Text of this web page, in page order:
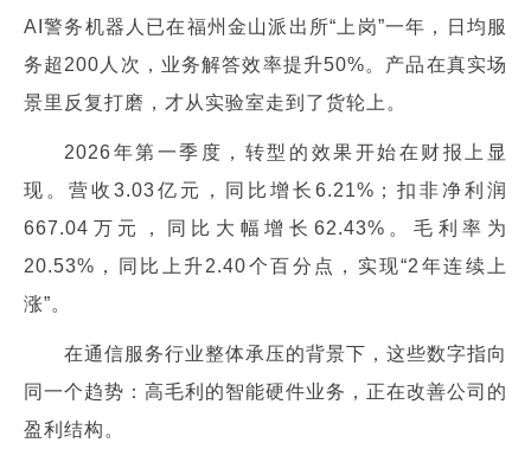
AI警务机器人已在福州金山派出所“上岗”一年，日均服
务超200人次，业务解答效率提升50%。产品在真实场
景里反复打磨，才从实验室走到了货轮上。
2026年第一季度，转型的效果开始在财报上显
现。营收3.03亿元，同比增长6.21%；扣非净利润
667.04万元，同比大幅增长62.43%。毛利率为
20.53%，同比上升2.40个百分点，实现“2年连续上
涨”。
在通信服务行业整体承压的背景下，这些数字指向
同一个趋势：高毛利的智能硬件业务，正在改善公司的
盈利结构。